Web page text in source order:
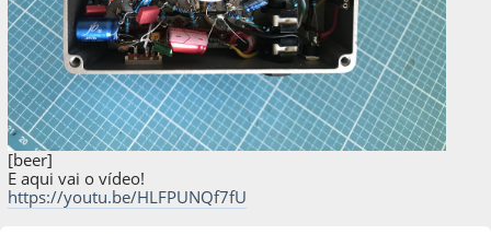
[beer]
E aqui vai o vídeo!
https://youtu.be/HLFPUNQf7fU